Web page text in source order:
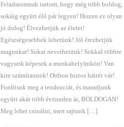
Feladatomnak tartom, hogy még több boldog,
sokáig együtt élő pár legyen! Hiszen ez olyan
jó dolog! Élvezhetjük az életet!
Egészségesebbek lehetünk! Jól érezhetjük
magunkat! Sokat nevethetünk! Sokkal többre
vagyunk képesek a munkahelyünkön! Van
kire számítanunk! Otthon biztos háttér vár!
Fordítsuk meg a tendenciát, és maradjunk
együtt akár több évtizeden át, BOLDOGAN!
Meg lehet csinálni, mert rajtunk […]